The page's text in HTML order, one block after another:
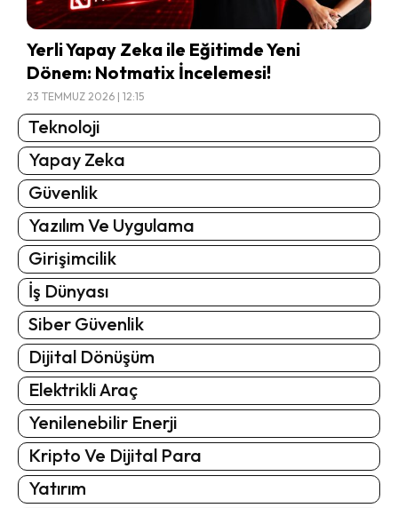
Yerli Yapay Zeka ile Eğitimde Yeni
Dönem: Notmatix İncelemesi!
23 TEMMUZ 2026 | 12:15
Teknoloji
Yapay Zeka
Güvenlik
Yazılım Ve Uygulama
Girişimcilik
İş Dünyası
Siber Güvenlik
Dijital Dönüşüm
Elektrikli Araç
Yenilenebilir Enerji
Kripto Ve Dijital Para
Yatırım